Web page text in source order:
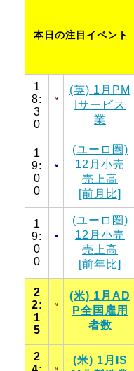
本日の注目イベント
1
8:
3
0
(英) 1月PM
Iサービス
業
1
9:
0
0
(ユーロ圏)
12月小売
売上高
[前月比]
1
9:
0
0
(ユーロ圏)
12月小売
売上高
[前年比]
2
2:
1
5
(米) 1月AD
P全国雇用
者数
2
(米) 1月IS